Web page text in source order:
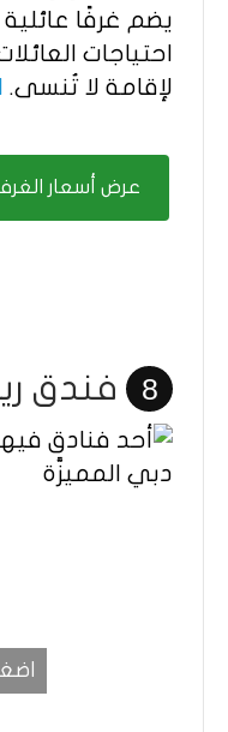
يضم غرفًا
احتياجات
لإقامة لا تُنسى.
عرض أسعار
8 فندق